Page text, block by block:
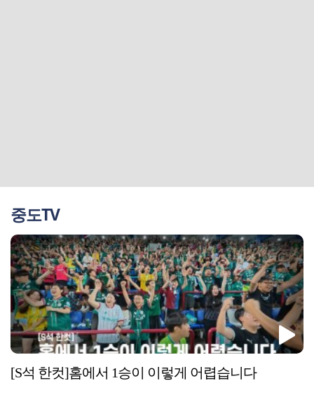
중도TV
[S석 한컷]홈에서 1승이 이렇게 어렵습니다